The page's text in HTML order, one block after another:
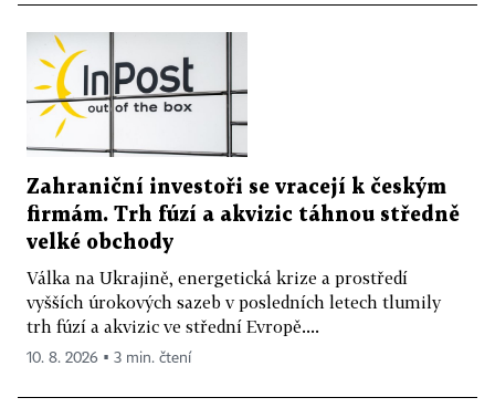
Zahraniční investoři se vracejí k českým
firmám. Trh fúzí a akvizic táhnou středně
velké obchody
Válka na Ukrajině, energetická krize a prostředí
vyšších úrokových sazeb v posledních letech tlumily
trh fúzí a akvizic ve střední Evropě....
10. 8. 2026 ▪ 3 min. čtení